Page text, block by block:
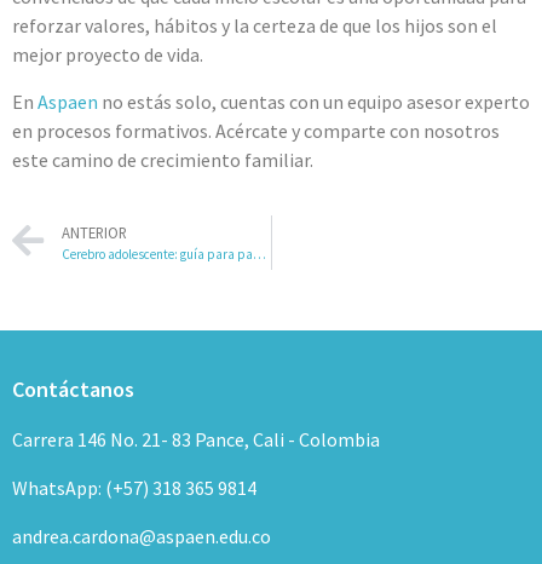
reforzar valores, hábitos y la certeza de que los hijos son el
mejor proyecto de vida.
En Aspaen no estás solo, cuentas con un equipo asesor experto
en procesos formativos. Acércate y comparte con nosotros
este camino de crecimiento familiar.
ANTERIOR
Cerebro adolescente: guía para padres
Contáctanos
Carrera 146 No. 21- 83 Pance, Cali - Colombia
WhatsApp: (+57) 318 365 9814
andrea.cardona@aspaen.edu.co